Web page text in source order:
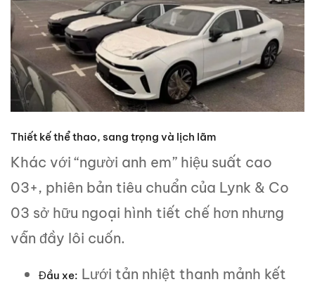
Thiết kế thể thao, sang trọng và lịch lãm
Khác với “người anh em” hiệu suất cao
03+, phiên bản tiêu chuẩn của Lynk & Co
03 sở hữu ngoại hình tiết chế hơn nhưng
vẫn đầy lôi cuốn.
Đầu xe: Lưới tản nhiệt thanh mảnh kết